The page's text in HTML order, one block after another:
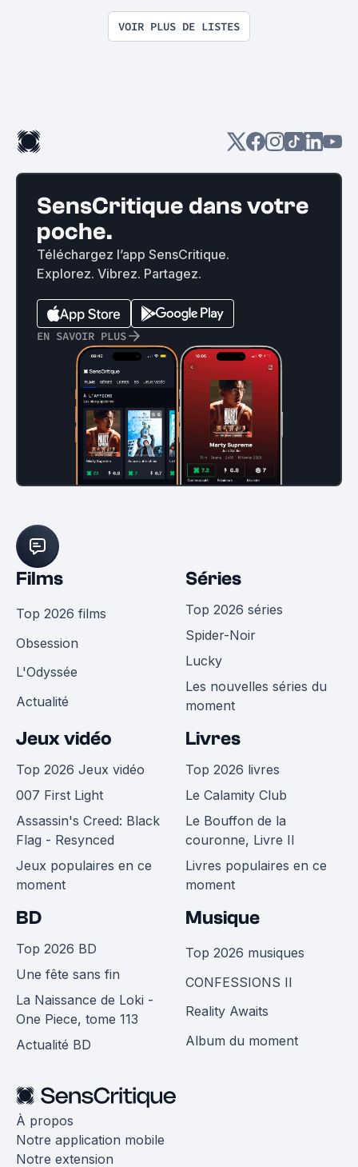
VOIR PLUS DE LISTES
SensCritique dans votre
poche.
Téléchargez l’app SensCritique.
Explorez. Vibrez. Partagez.
EN SAVOIR PLUS
Films
Top 2026 films
Obsession
L'Odyssée
Actualité
Séries
Top 2026 séries
Spider-Noir
Lucky
Les nouvelles séries du
moment
Jeux vidéo
Top 2026 Jeux vidéo
007 First Light
Assassin's Creed: Black
Flag - Resynced
Jeux populaires en ce
moment
Livres
Top 2026 livres
Le Calamity Club
Le Bouffon de la
couronne, Livre II
Livres populaires en ce
moment
BD
Top 2026 BD
Une fête sans fin
La Naissance de Loki -
One Piece, tome 113
Actualité BD
Musique
Top 2026 musiques
CONFESSIONS II
Reality Awaits
Album du moment
À propos
Notre application mobile
Notre extension